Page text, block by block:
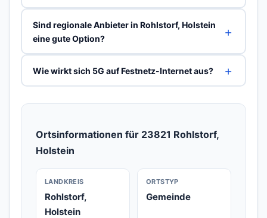
Sind regionale Anbieter in Rohlstorf, Holstein
eine gute Option?
Wie wirkt sich 5G auf Festnetz-Internet aus?
Ortsinformationen für 23821 Rohlstorf,
Holstein
LANDKREIS
Rohlstorf,
Holstein
ORTSTYP
Gemeinde